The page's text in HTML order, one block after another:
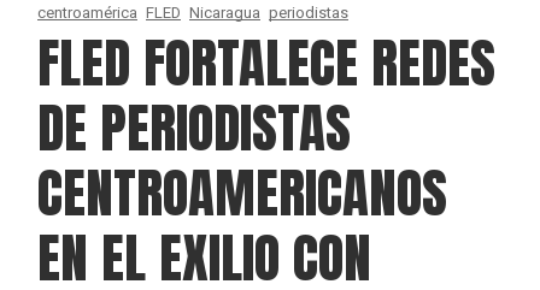
centroamérica FLED Nicaragua periodistas
FLED FORTALECE REDES
DE PERIODISTAS
CENTROAMERICANOS
EN EL EXILIO CON